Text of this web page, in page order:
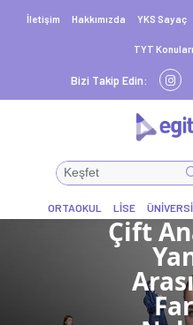
İletişim Hakkımızda YKS Sayaç
TYT Konuları
Bizi Takip Edin:
Çift